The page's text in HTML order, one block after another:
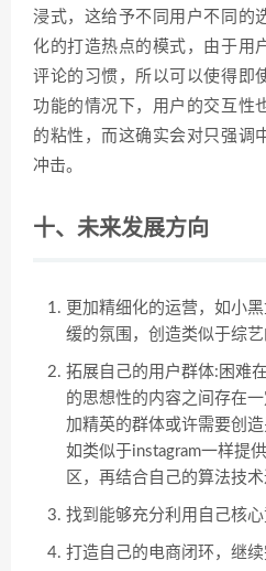
浸式，这给予不同用户不同的
化的打造热点的模式，由于用
评论的习惯，所以可以使得即
功能的情况下，用户的交互性
的粘性，而这确实会对只强调
冲击。
十、未来发展方向
更加精细化的运营，如小
缓的氛围，创造类似于综
拓展自己的用户群体:困难
的思想性的内容之间存在
加精英的群体或许需要创
如类似于instagram一样提
区，再结合自己的算法技术
找到能够充分利用自己核
打造自己的电商闭环，继